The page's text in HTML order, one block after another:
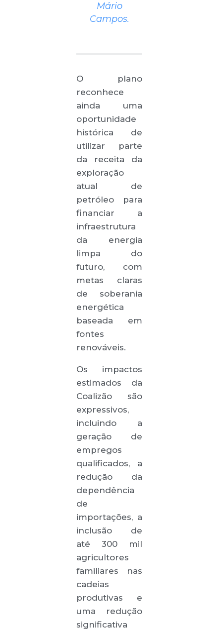
Mário
Campos.
O plano
reconhece
ainda uma
oportunidade
histórica de
utilizar parte
da receita da
exploração
atual de
petróleo para
financiar a
infraestrutura
da energia
limpa do
futuro, com
metas claras
de soberania
energética
baseada em
fontes
renováveis.
Os impactos
estimados da
Coalizão são
expressivos,
incluindo a
geração de
empregos
qualificados, a
redução da
dependência
de
importações, a
inclusão de
até 300 mil
agricultores
familiares nas
cadeias
produtivas e
uma redução
significativa